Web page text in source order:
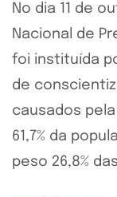
No dia 11 de
Nacional de
foi instituída
de
causados
61,7% da
peso 26,8%